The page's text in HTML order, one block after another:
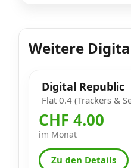
Weitere
Digital Republic
Flat 0.4 (Trackers &
CHF 4.00
im Monat
Zu den Details